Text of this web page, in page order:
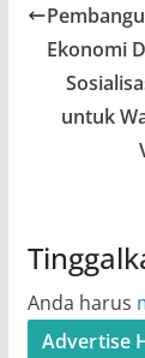
Ekonomi
untuk
Anda harus
Advertise